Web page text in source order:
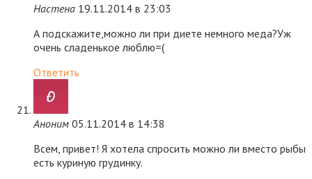
Настена 19.11.2014 в 23:03
А подскажите,можно ли при диете немного меда?Уж
очень сладенькое люблю=(
Ответить
Аноним 05.11.2014 в 14:38
Всем, привет! Я хотела спросить можно ли вместо рыбы
есть куриную грудинку.